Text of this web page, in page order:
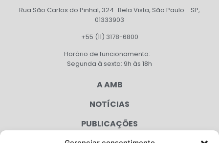
Rua São Carlos do Pinhal, 324 Bela Vista, São Paulo - SP,
01333903
+55 (11) 3178-6800
Horário de funcionamento:
Segunda à sexta: 9h às 18h
A AMB
NOTÍCIAS
PUBLICAÇÕES